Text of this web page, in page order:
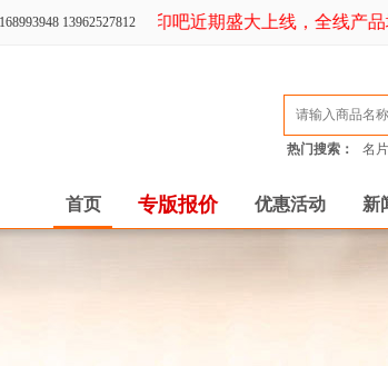
13962527812乐印吧近期盛大上线，全线产品
热门搜索： 名
首页 专版报价 优惠活动 新